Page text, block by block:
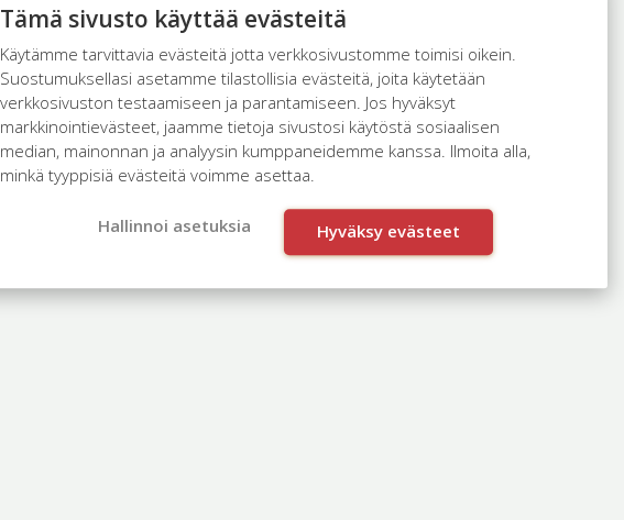
Tämä sivusto käyttää evästeitä
Käytämme tarvittavia evästeitä jotta verkkosivustomme toimisi oikein.
Suostumuksellasi asetamme tilastollisia evästeitä, joita käytetään
verkkosivuston testaamiseen ja parantamiseen. Jos hyväksyt
markkinointievästeet, jaamme tietoja sivustosi käytöstä sosiaalisen
median, mainonnan ja analyysin kumppaneidemme kanssa. Ilmoita alla,
minkä tyyppisiä evästeitä voimme asettaa.
Hallinnoi asetuksia Hyväksy evästeet